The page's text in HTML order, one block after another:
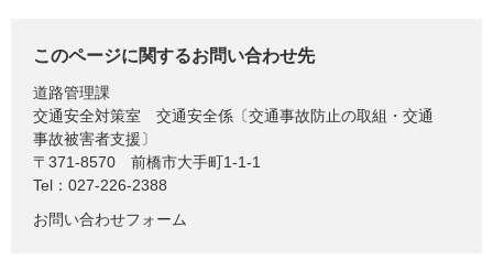
このページに関するお問い合わせ先
道路管理課
交通安全対策室 交通安全係〔交通事故防止の取組・交通
事故被害者支援〕
〒371-8570
前橋市大手町1-1-1
Tel：027-226-2388
お問い合わせフォーム